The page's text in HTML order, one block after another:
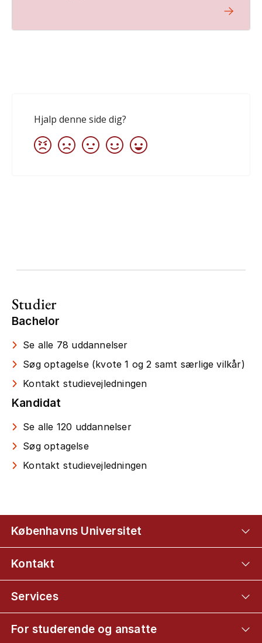
Studier
Bachelor
Se alle 78 uddannelser
Søg optagelse (kvote 1 og 2 samt særlige vilkår)
Kontakt studievejledningen
Kandidat
Se alle 120 uddannelser
Søg optagelse
Kontakt studievejledningen
Københavns Universitet
Kontakt
Services
For studerende og ansatte